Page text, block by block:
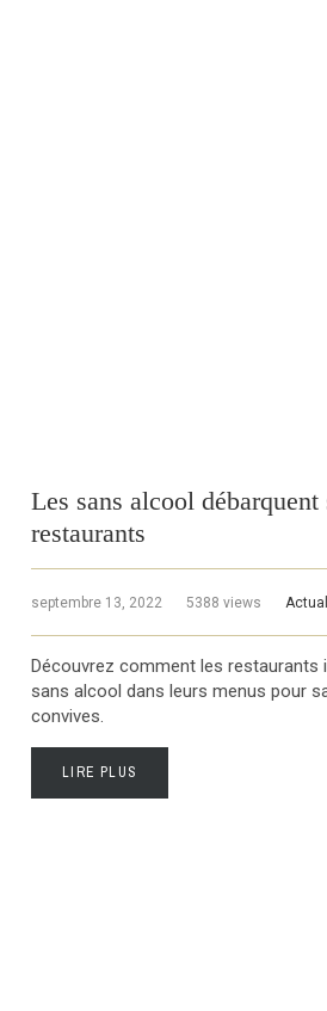
Les sans alcool
restaurants
septembre 13, 2022 5388 views
Découvrez comment les restaurants
sans alcool dans leurs menus pour
convives.
LIRE PLUS